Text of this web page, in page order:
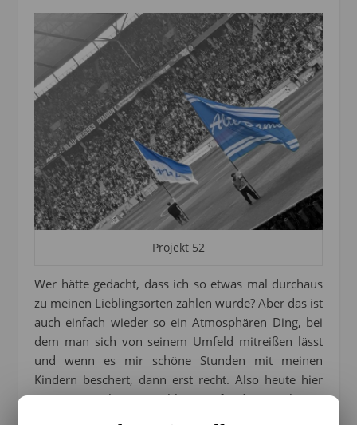
Projekt 52
Wer hätte gedacht, dass ich so etwas mal durchaus
zu meinen Lieblingsorten zählen würde? Aber das ist
auch einfach wieder so ein Atmosphären Ding, bei
dem man sich von seinem Umfeld mitreißen lässt
und wenn es mir schöne Stunden mit meinen
Kindern beschert, dann erst recht. Also heute hier
(einer von vielen) ein Lieblingsort für das Projekt 52.